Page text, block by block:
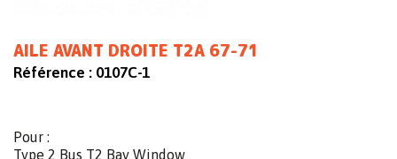
AILE AVANT DROITE T2A 67-71
Référence : 0107C-1
Pour :
Type 2 Bus T2 Bay Window